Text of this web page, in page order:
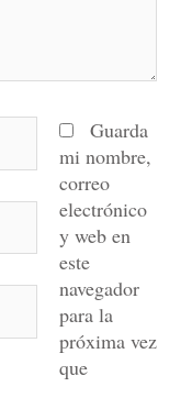
Guarda
mi nombre,
correo
electrónico
y web en
este
navegador
para la
próxima vez
que